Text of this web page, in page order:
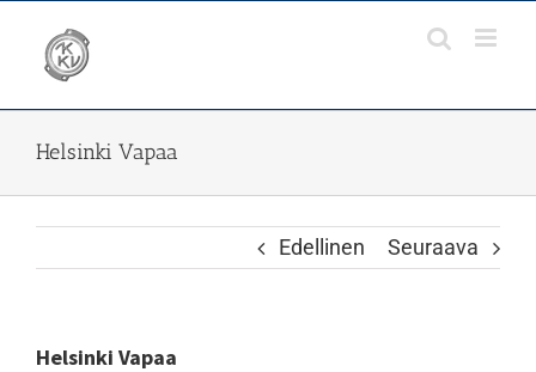
content
Helsinki Vapaa
Edellinen Seuraava
Helsinki Vapaa